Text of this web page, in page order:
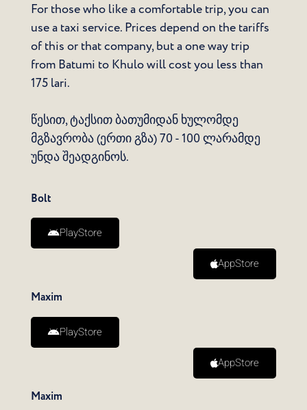
For those who like a comfortable trip, you can
use a taxi service. Prices depend on the tariffs
of this or that company, but a one way trip
from Batumi to Khulo will cost you less than
175lari.
წესით, ტაქსით ბათუმიდან ხულომდე
მგზავრობა (ერთი გზა) 70 - 100 ლარამდე
უნდა შეადგინოს.
Bolt
PlayStore
AppStore
Maxim
PlayStore
AppStore
Maxim